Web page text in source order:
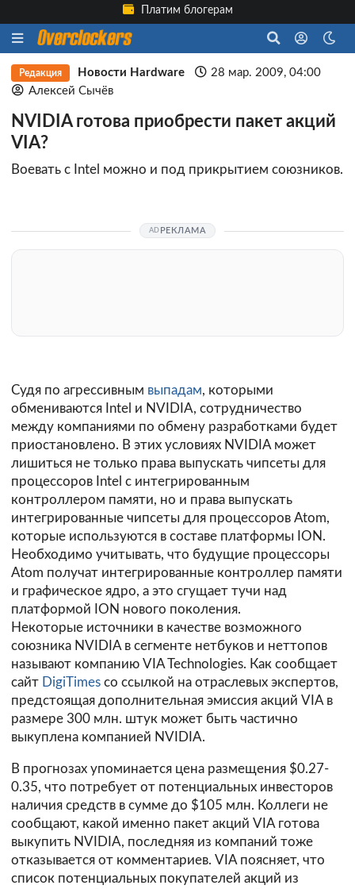
Платим блогерам
Редакция Новости Hardware
28 мар. 2009, 04:00
Алексей Сычёв
NVIDIA готова приобрести пакет акций
VIA?
Воевать с Intel можно и под прикрытием союзников.
РЕКЛАМА
Судя по агрессивным выпадам, которыми
обмениваются Intel и NVIDIA, сотрудничество
между компаниями по обмену разработками будет
приостановлено. В этих условиях NVIDIA может
лишиться не только права выпускать чипсеты для
процессоров Intel с интегрированным
контроллером памяти, но и права выпускать
интегрированные чипсеты для процессоров Atom,
которые используются в составе платформы ION.
Необходимо учитывать, что будущие процессоры
Atom получат интегрированные контроллер памяти
и графическое ядро, а это сгущает тучи над
платформой ION нового поколения.
Некоторые источники в качестве возможного
союзника NVIDIA в сегменте нетбуков и неттопов
называют компанию VIA Technologies. Как сообщает
сайт DigiTimes со ссылкой на отраслевых экспертов,
предстоящая дополнительная эмиссия акций VIA в
размере 300 млн. штук может быть частично
выкуплена компанией NVIDIA.
В прогнозах упоминается цена размещения $0.27-
0.35, что потребует от потенциальных инвесторов
наличия средств в сумме до $105 млн. Коллеги не
сообщают, какой именно пакет акций VIA готова
выкупить NVIDIA, последняя из компаний тоже
отказывается от комментариев. VIA поясняет, что
список потенциальных покупателей акций из